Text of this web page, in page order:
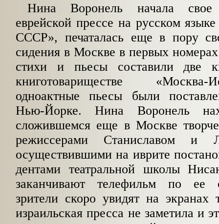
Нина Воронель начала свое
еврейской прес­се на русском
СССР», печаталась еще в пору
сидения в Москве в первых
стихи и пьесы составили две
книготовариществе
одноактные пьесы были
Нью-Йорке. Нина Воронель
сложившемся еще в Москве
режиссерами Станиславом и
осуществившими на иврите
дентами театральной школы
заканчивают телефильм по ее
зрители скоро увидят на экранах
израильская пресса не заметила и